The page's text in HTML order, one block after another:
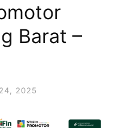
Barat –
2025